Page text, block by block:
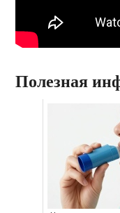
Полезная